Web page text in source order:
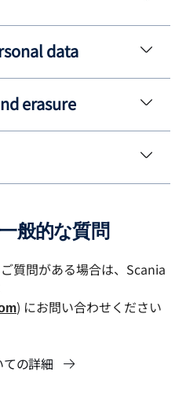
data
erasure
般的な質問
質問がある場合は、Scania
) にお問い合わせください
の詳細